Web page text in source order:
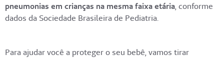
pneumonias em crianças na mesma faixa etária, conforme
dados da Sociedade Brasileira de Pediatria.
Para ajudar você a proteger o seu bebê, vamos tirar